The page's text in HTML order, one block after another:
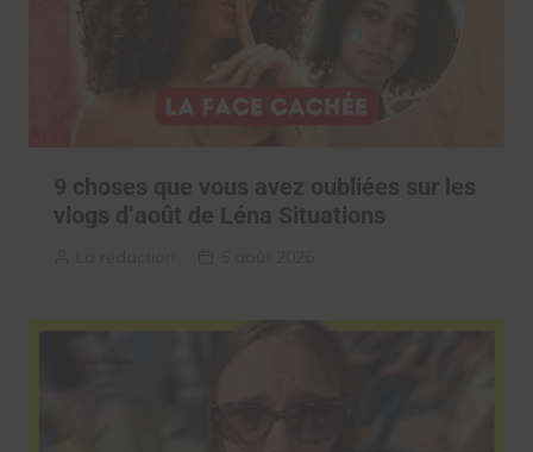
9 choses que vous avez oubliées sur les
vlogs d’août de Léna Situations